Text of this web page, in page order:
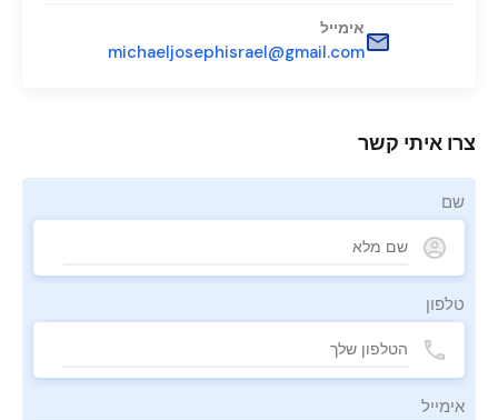
אימייל
michaeljosephisrael@gmail.com
צרו איתי קשר
שם
טלפון
אימייל